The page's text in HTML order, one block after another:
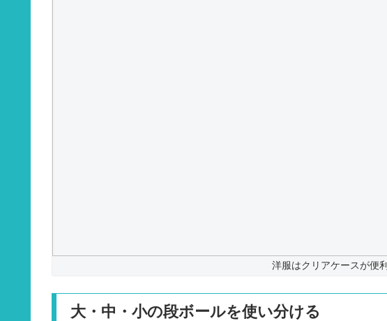
洋服はクリアケースが便利
大・中・小の段ボールを使い分ける